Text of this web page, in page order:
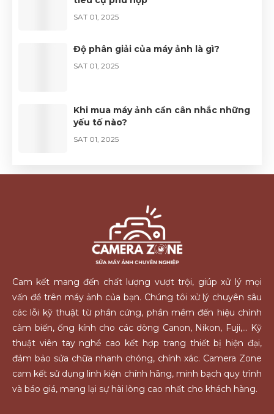
SAT 01, 2025
Độ phân giải của máy ảnh là gì?
SAT 01, 2025
Khi mua máy ảnh cần cân nhắc những
yếu tố nào?
SAT 01, 2025
Cam kết mang đến chất lượng vượt trội, giúp xử lý mọi
vấn đề trên máy ảnh của bạn. Chúng tôi xử lý chuyên sâu
các lỗi kỹ thuật từ phần cứng, phần mềm đến hiệu chỉnh
cảm biến, ống kính cho các dòng Canon, Nikon, Fuji,... Kỹ
thuật viên tay nghề cao kết hợp trang thiết bị hiện đại,
đảm bảo sửa chữa nhanh chóng, chính xác. Camera Zone
cam kết sử dụng linh kiện chính hãng, minh bạch quy trình
và báo giá, mang lại sự hài lòng cao nhất cho khách hàng.